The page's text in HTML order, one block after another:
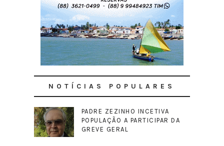
NOTÍCIAS POPULARES
PADRE ZEZINHO INCETIVA
POPULAÇÃO A PARTICIPAR DA
GREVE GERAL